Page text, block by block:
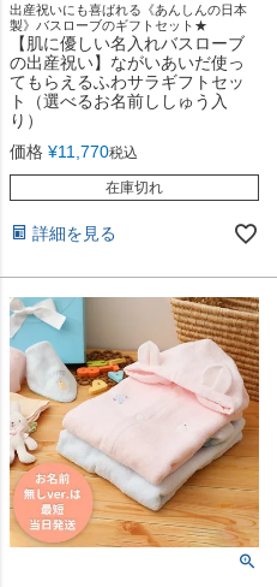
出産祝いにも喜ばれる《あんしんの日本
製》バスローブのギフトセット★
【肌に優しい名入れバスローブ
の出産祝い】ながいあいだ使っ
てもらえるふわサラギフトセッ
ト（選べるお名前ししゅう入
り）
価格 ¥11,770税込
在庫切れ
詳細を見る